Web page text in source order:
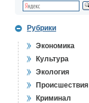
Рубрики
Экономика
Культура
Экология
Происшествия
Криминал